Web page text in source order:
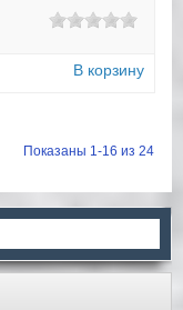
В корзину
Показаны 1-16 из 24